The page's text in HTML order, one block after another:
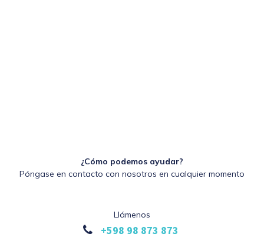
¿Cómo podemos ayudar?
Póngase en contacto con nosotros en cualquier momento
Llámenos
+598 98 873 873